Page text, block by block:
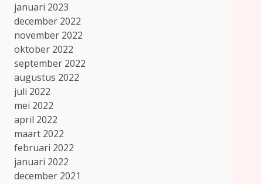
januari 2023
december 2022
november 2022
oktober 2022
september 2022
augustus 2022
juli 2022
mei 2022
april 2022
maart 2022
februari 2022
januari 2022
december 2021